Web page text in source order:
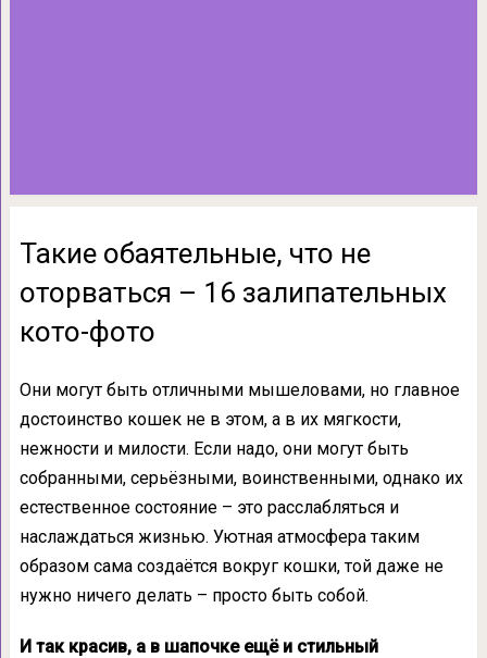
Такие обаятельные, что не
оторваться – 16 залипательных
кото-фото
Они могут быть отличными мышеловами, но главное
достоинство кошек не в этом, а в их мягкости,
нежности и милости. Если надо, они могут быть
собранными, серьёзными, воинственными, однако их
естественное состояние – это расслабляться и
наслаждаться жизнью. Уютная атмосфера таким
образом сама создаётся вокруг кошки, той даже не
нужно ничего делать – просто быть собой.
И так красив, а в шапочке ещё и стильный